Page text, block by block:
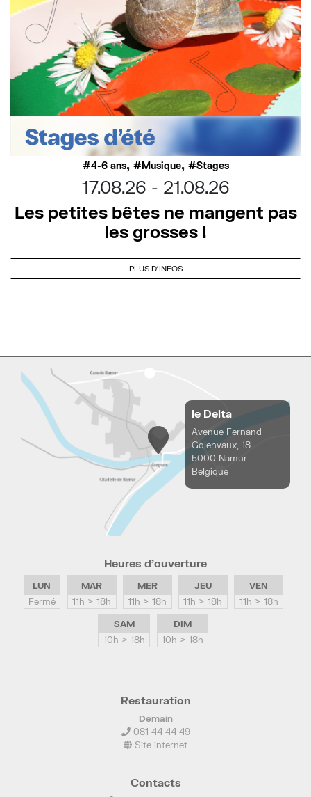
4-6 ans, Musique, Stages
17.08.26
21.08.26
Les petites bêtes ne mangent pas
les grosses !
PLUS D'INFOS
le Delta
Avenue Fernand
Golenvaux, 18
5000 Namur
Belgique
Heures d’ouverture
LUN
Fermé
MAR
11h > 18h
MER
11h > 18h
JEU
11h > 18h
VEN
11h > 18h
SAM
10h > 18h
DIM
10h > 18h
Restauration
Demain
081 44 44 49
Site internet
Contacts